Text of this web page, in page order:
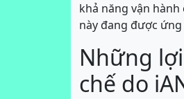
khả năng vận
này đang được
Những
chế do